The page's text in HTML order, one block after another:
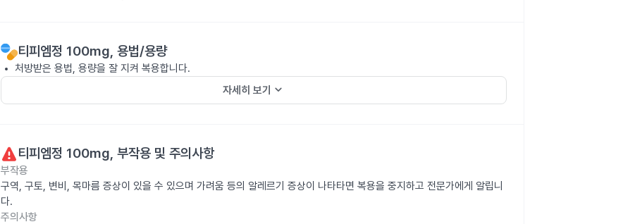
티피엠정 100mg, 용법/용량
처방받은 용법, 용량을 잘 지켜 복용합니다.
자세히 보기 keyboard_arrow_down
티피엠정 100mg, 부작용 및 주의사항
부작용
구역, 구토, 변비, 목마름 증상이 있을 수 있으며 가려움 등의 알레르기 증상이 나타타면 복용을 중지하고 전문가에게 알립니
다.
주의사항